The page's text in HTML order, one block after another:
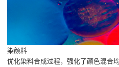
染颜料
优化染料合成过程，强化了颜色混合